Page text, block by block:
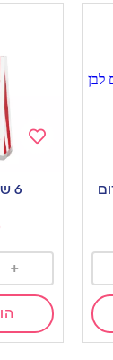
wishlist
6 שקיות קרקס
+